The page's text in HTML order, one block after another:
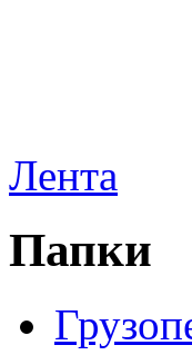
Лента
Папки